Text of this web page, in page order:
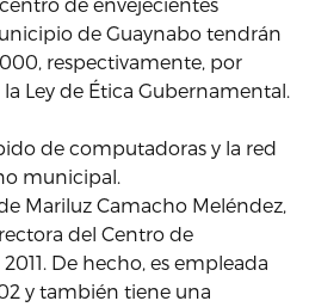
de Guaynabo tendrán
respectivamente, por
Ley de Ética Gubernamental.
de computadoras y la red
municipal.
Mariluz Camacho Meléndez,
del Centro de
De hecho, es empleada
y también tiene una